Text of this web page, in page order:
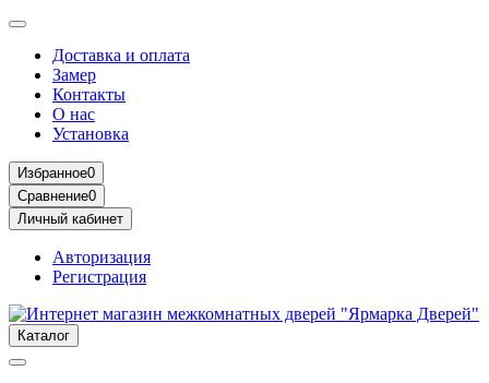
Доставка и оплата
Замер
Контакты
О нас
Установка
Избранное0
Сравнение0
Личный кабинет
Авторизация
Регистрация
Каталог